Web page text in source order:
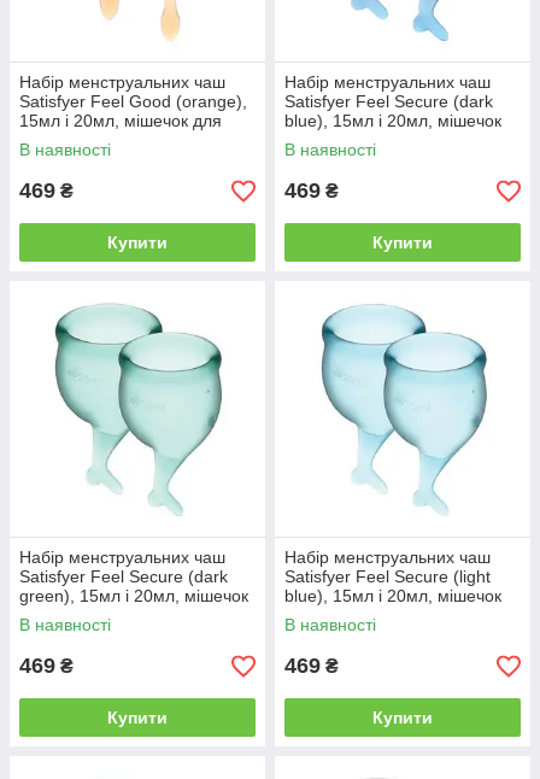
Набір менструальних чаш
Satisfyer Feel Good (orange),
15мл і 20мл, мішечок для
зберігання | Knopka
В наявності
469 ₴
Купити
Набір менструальних чаш
Satisfyer Feel Secure (dark
blue), 15мл і 20мл, мішечок
для зберігання | Knopka
В наявності
469 ₴
Купити
Набір менструальних чаш
Satisfyer Feel Secure (dark
green), 15мл і 20мл, мішечок
для зберігання | Knopka
В наявності
469 ₴
Купити
Набір менструальних чаш
Satisfyer Feel Secure (light
blue), 15мл і 20мл, мішечок
для зберігання | Knopka
В наявності
469 ₴
Купити